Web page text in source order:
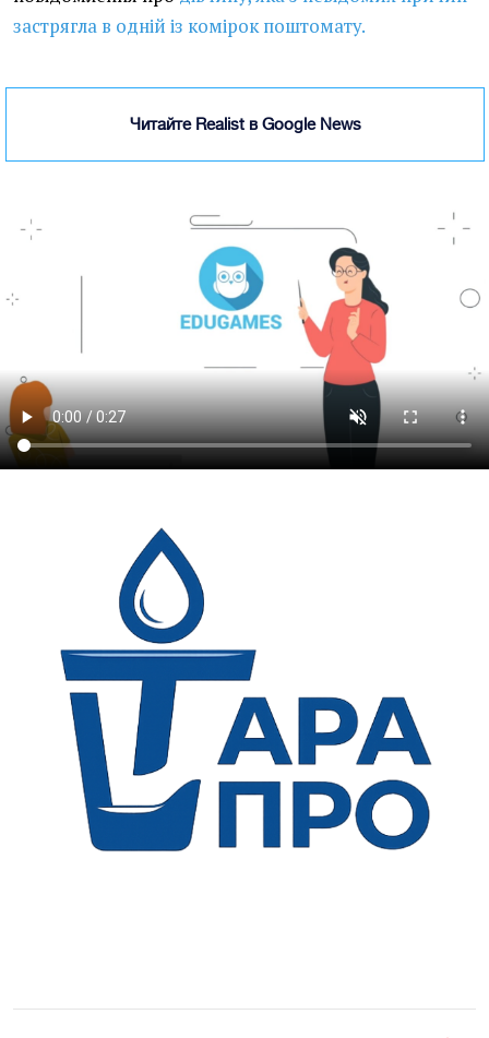
застрягла в одній із комірок поштомату.
Читайте Realist в Google News